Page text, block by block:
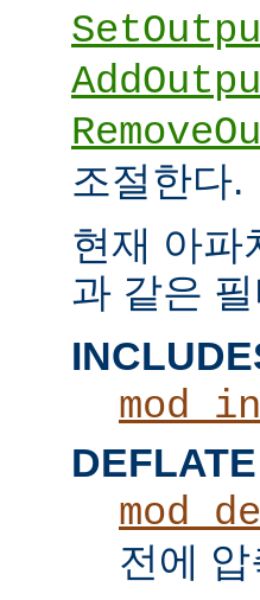
조절한다.
현재 아파
과 같은
DEFLATE
전에 압